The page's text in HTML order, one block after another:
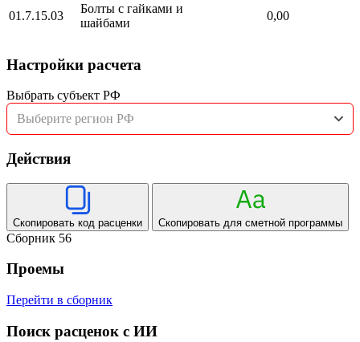
01.7.15.03
Болты с гайками и
шайбами
0,00
Настройки расчета
Выбрать субъект РФ
Выберите регион РФ
Действия
Скопировать код расценки Скопировать для сметной программы
Сборник 56
Проемы
Перейти в сборник
Поиск расценок с ИИ